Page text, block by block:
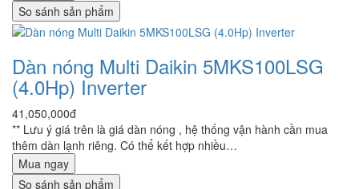
So sánh sản phẩm
Dàn nóng Multi Daikin 5MKS100LSG
(4.0Hp) Inverter
41,050,000đ
** Lưu ý giá trên là giá dàn nóng , hệ thống vận hành cần mua
thêm dàn lạnh riêng. Có thể kết hợp nhiều…
Mua ngay
So sánh sản phẩm